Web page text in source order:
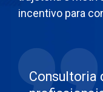
incentivo para
Consultoria